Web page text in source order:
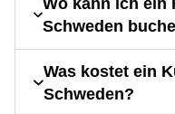
Schweden
Was kostet ein
Schweden?